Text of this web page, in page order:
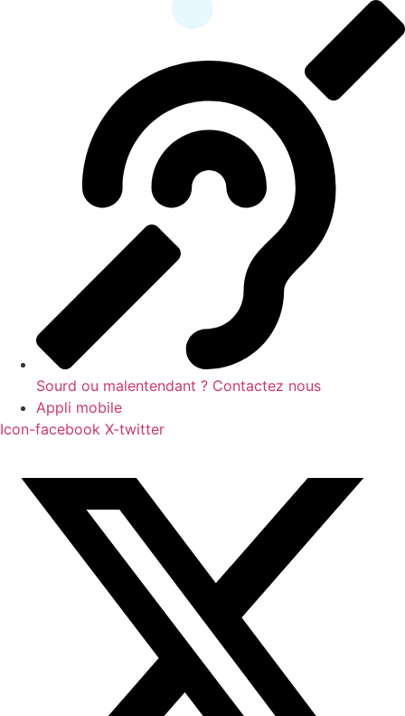
Sourd ou malentendant ? Contactez nous
Appli mobile
Icon-facebook X-twitter